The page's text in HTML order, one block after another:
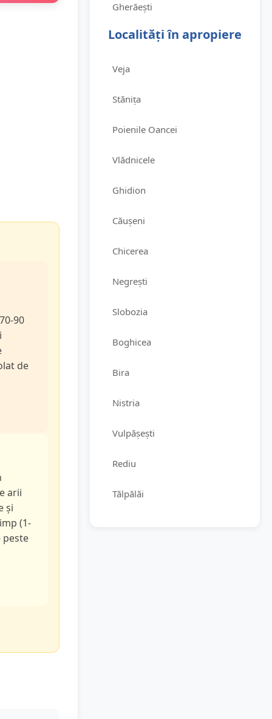
90
de
arii
și
(1-
peste
Gherăești
Localități în apropiere
Veja
Stănița
Poienile Oancei
Vlădnicele
Ghidion
Căușeni
Chicerea
Negrești
Slobozia
Boghicea
Bira
Nistria
Vulpășești
Rediu
Tălpălăi